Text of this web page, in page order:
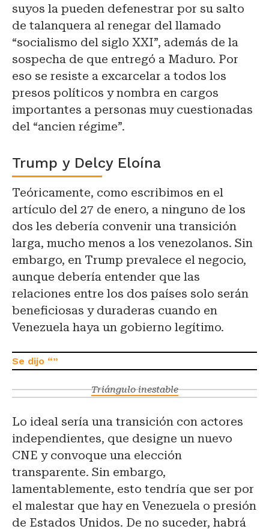
suyos la pueden defenestrar por su salto
de talanquera al renegar del llamado
“socialismo del siglo XXI”, además de la
sospecha de que entregó a Maduro. Por
eso se resiste a excarcelar a todos los
presos políticos y nombra en cargos
importantes a personas muy cuestionadas
del “ancien régime”.
Trump y Delcy Eloína
Teóricamente, como escribimos en el
artículo del 27 de enero, a ninguno de los
dos les debería convenir una transición
larga, mucho menos a los venezolanos. Sin
embargo, en Trump prevalece el negocio,
aunque debería entender que las
relaciones entre los dos países solo serán
beneficiosas y duraderas cuando en
Venezuela haya un gobierno legítimo.
Triángulo inestable
Lo ideal sería una transición con actores
independientes, que designe un nuevo
CNE y convoque una elección
transparente. Sin embargo,
lamentablemente, esto tendría que ser por
el malestar que hay en Venezuela o presión
de Estados Unidos. De no suceder, habrá